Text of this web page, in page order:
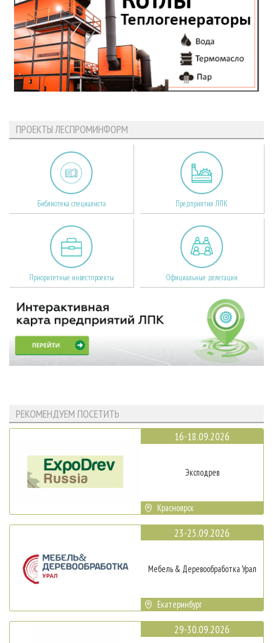
ПРОЕКТЫ ЛЕСПРОМИНФОРМ
Библиотека специалиста Предприятия ЛПК
Приоритетные инвестпроекты Официальные делегации
РЕКОМЕНДУЕМ ПОСЕТИТЬ
16-18.09.2026
Эксподрев
Красноярск
23-25.09.2026
Мебель & Деревообработка Урал
Екатеринбург
29-30.09.2026